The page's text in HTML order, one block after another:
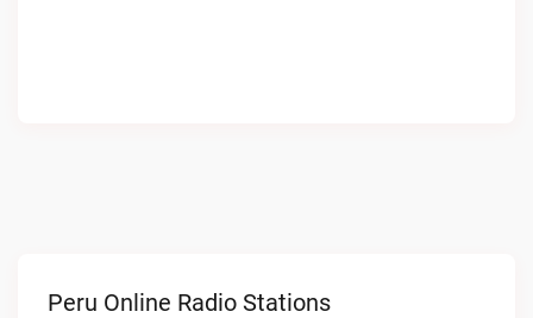
Peru Online Radio Stations